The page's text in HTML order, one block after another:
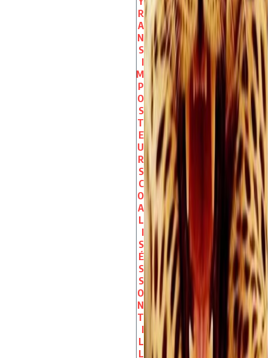
R
A
N
S
I
M
P
O
S
T
E
U
R
S
C
O
A
L
I
S
É
S
S
O
N
T
I
L
L